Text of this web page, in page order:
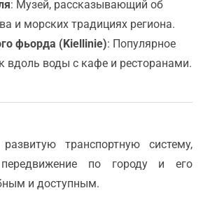
: Музей, рассказывающий об
и морских традициях региона.
фьорда (Kiellinie): Популярное
вдоль воды с кафе и ресторанами.
транспортную систему,
по городу и его
и доступным.